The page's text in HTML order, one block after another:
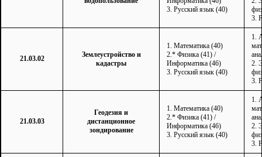
3. Русский язык (40)
3.
21.03.02
Землеустройство и
кадастры
1. Математика (40)
2.* Физика (41) /
Информатика (46)
3. Русский язык (40)
1.
2.
3.
21.03.03
Геодезия и
дистанционное
зондирование
1. Математика (40)
2.* Физика (41) /
Информатика (46)
3. Русский язык (40)
1.
2.
3.